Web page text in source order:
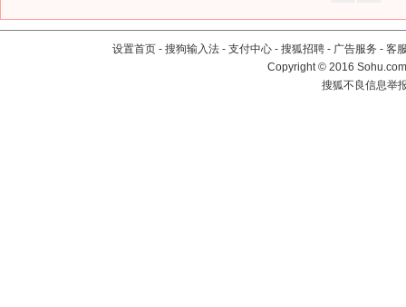
设置首页 - 搜狗输入法 - 支付中心 - 搜狐招聘 - 广告服务 - 客
Copyright©2016
搜狐不良信息举